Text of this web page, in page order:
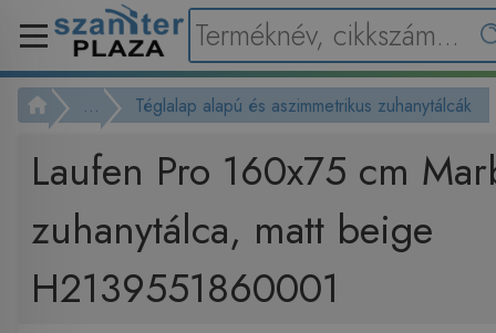
... Téglalap alapú és aszimmetrikus zuhanytálcák
Laufen Pro 160x75 cm
zuhanytálca, matt beige
H2139551860001